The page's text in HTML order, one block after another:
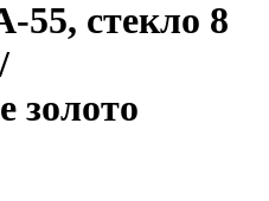
55, стекло 8
золото